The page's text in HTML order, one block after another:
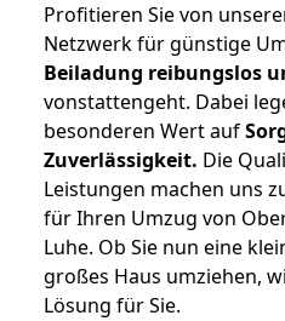
Profitieren Sie von
Netzwerk für günstige
Beiladung reibungslos
vonstattengeht. Dabei
besonderen Wert auf
Zuverlässigkeit. Die
Leistungen machen uns
für Ihren Umzug von
Luhe. Ob Sie nun eine
großes Haus umziehen,
Lösung für Sie.